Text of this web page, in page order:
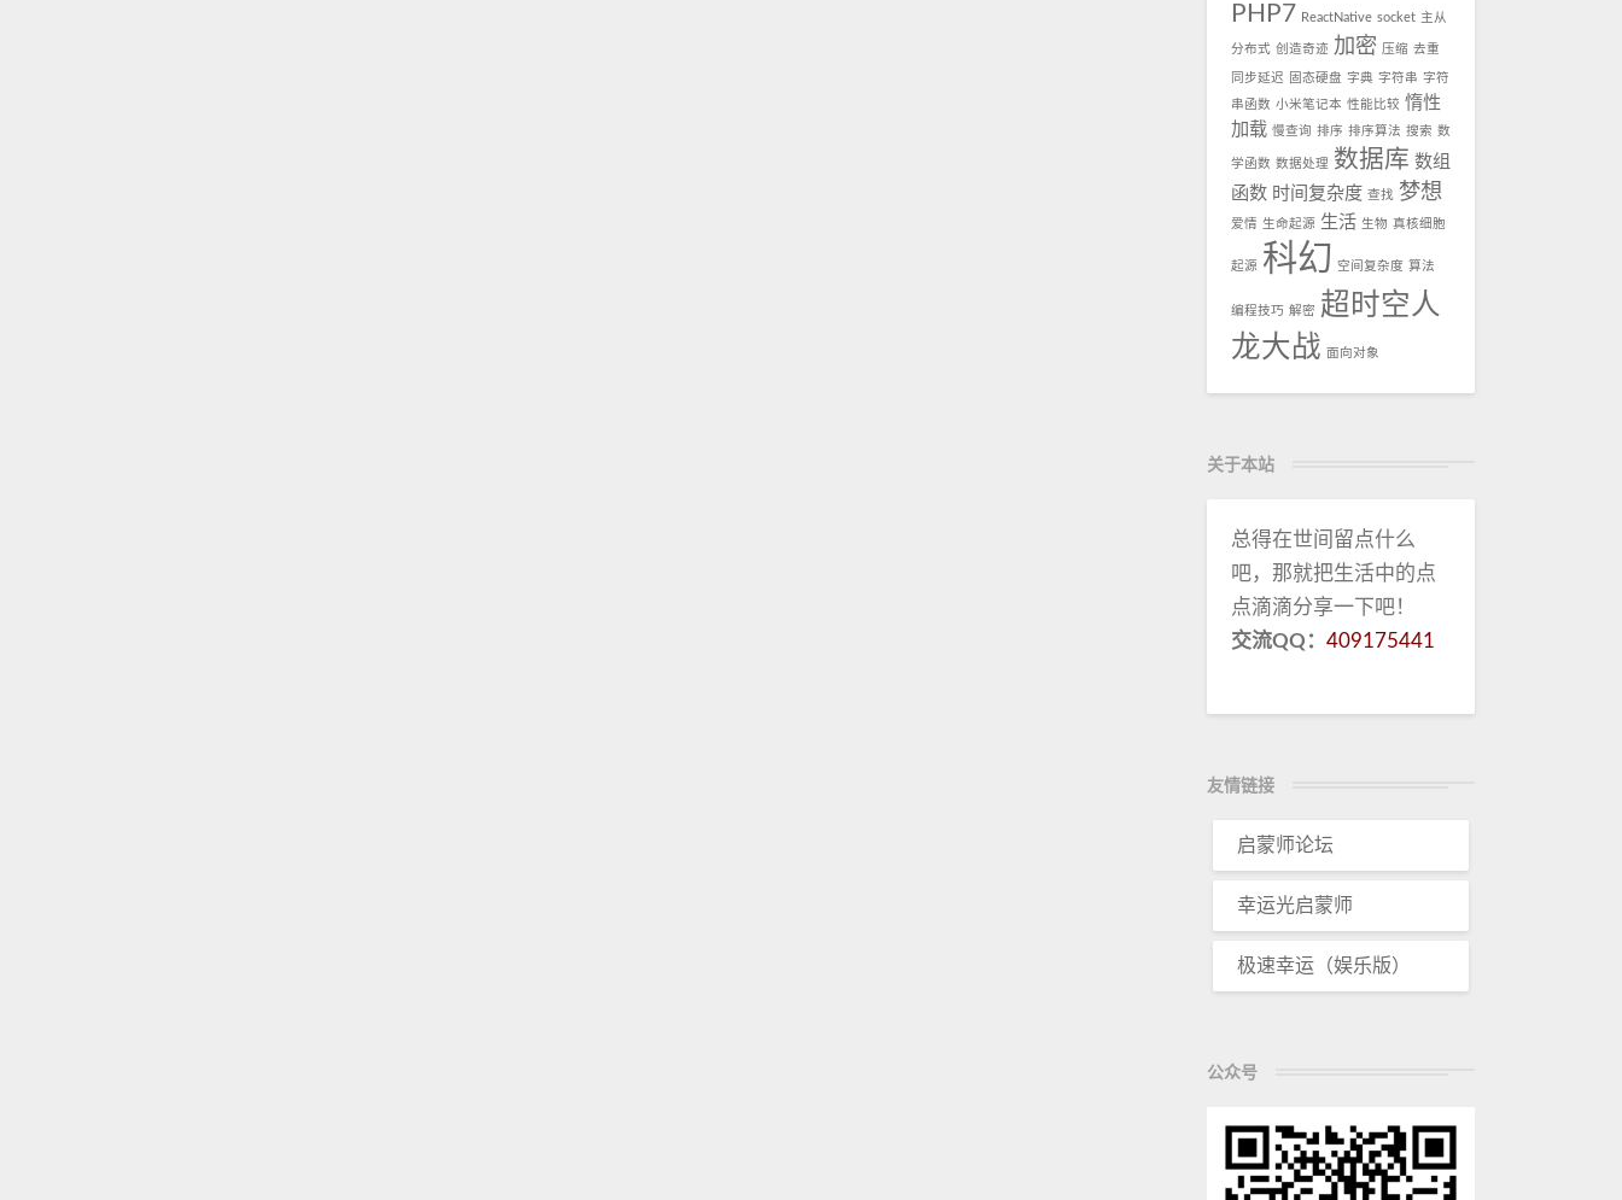
PHP7 ReactNative socket 主从
分布式 创造奇迹 加密 压缩 去重
同步延迟 固态硬盘 字典 字符串 字符
串函数 小米笔记本 性能比较 惰性
加载 慢查询 排序 排序算法 搜索 数
学函数 数据处理 数据库 数组
函数 时间复杂度 查找 梦想
爱情 生命起源 生活 生物 真核细胞
起源 科幻 空间复杂度 算法
编程技巧 解密 超时空人
龙大战 面向对象
关于本站
总得在世间留点什么
吧，那就把生活中的点
点滴滴分享一下吧！
交流QQ： 409175441
友情链接
启蒙师论坛
幸运光启蒙师
极速幸运（娱乐版）
公众号